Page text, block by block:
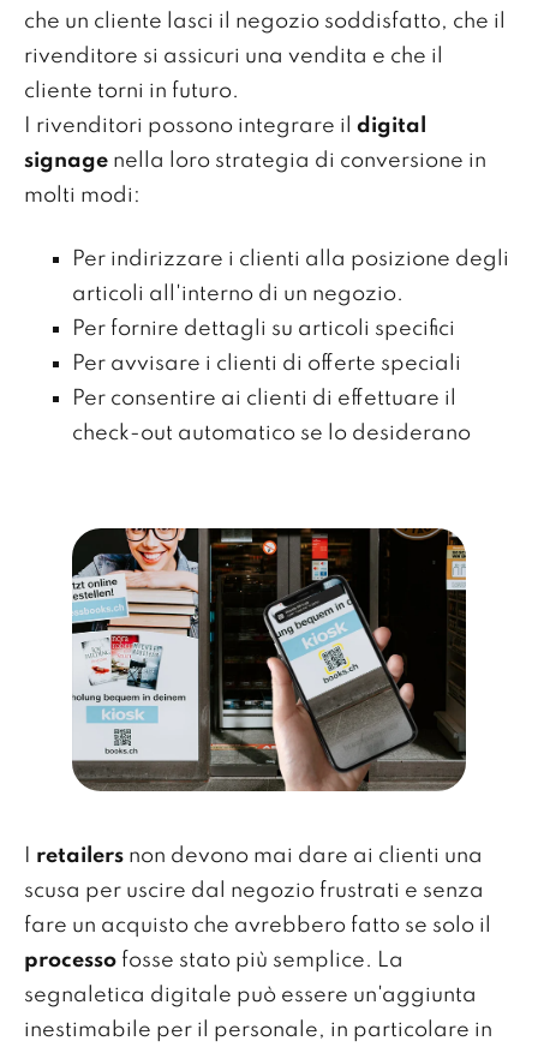
che un cliente lasci il negozio soddisfatto, che il
rivenditore si assicuri una vendita e che il
cliente torni in futuro.
I rivenditori possono integrare il digital
signage nella loro strategia di conversione in
molti modi:
Per indirizzare i clienti alla posizione degli
articoli all'interno di un negozio.
Per fornire dettagli su articoli specifici
Per avvisare i clienti di offerte speciali
Per consentire ai clienti di effettuare il
check-out automatico se lo desiderano
retailers non devono mai dare ai clienti una
scusa per uscire dal negozio frustrati e senza
fare un acquisto che avrebbero fatto se solo il
processo fosse stato più semplice. La
segnaletica digitale può essere un'aggiunta
inestimabile per il personale, in particolare in